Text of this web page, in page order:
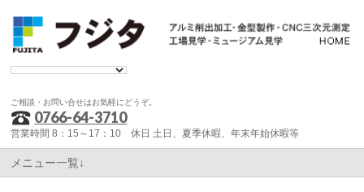
ご相談・お問い合せはお気軽にどうぞ。
0766-64-3710
営業時間 8：15～17：10 休日 土日、夏季休暇、年末年始休暇等
メニュー一覧↓